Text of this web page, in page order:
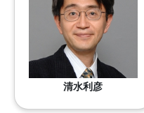
清水利彦